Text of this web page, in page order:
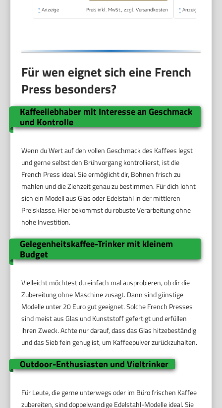
350ml (2 Tassen)
* Anzeige Preis inkl. MwSt., zzgl. Versandkosten * Anzeige
Für wen eignet sich eine French
Press besonders?
Kaffeeliebhaber mit Interesse an Geschmack
und Kontrolle
Wenn du Wert auf den vollen Geschmack des Kaffees legst
und gerne selbst den Brühvorgang kontrollierst, ist die
French Press ideal. Sie ermöglicht dir, Bohnen frisch zu
mahlen und die Ziehzeit genau zu bestimmen. Für dich lohnt
sich ein Modell aus Glas oder Edelstahl in der mittleren
Preisklasse. Hier bekommst du robuste Verarbeitung ohne
hohe Investition.
Gelegenheitskaffee-Trinker mit kleinem
Budget
Vielleicht möchtest du einfach mal ausprobieren, ob dir die
Zubereitung ohne Maschine zusagt. Dann sind günstige
Modelle unter 20 Euro gut geeignet. Solche French Presses
sind meist aus Glas und Kunststoff gefertigt und erfüllen
ihren Zweck. Achte nur darauf, dass das Glas hitzebeständig
und das Sieb fein genug ist, um Kaffeepulver zurückzuhalten.
Outdoor-Enthusiasten und Vieltrinker
Für Leute, die gerne unterwegs oder im Büro frischen Kaffee
zubereiten, sind doppelwandige Edelstahl-Modelle ideal. Sie